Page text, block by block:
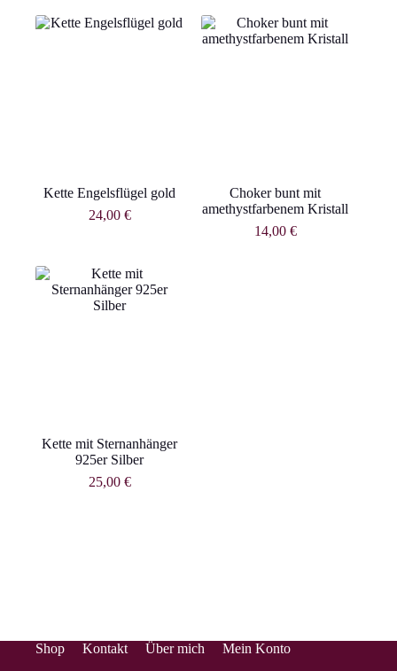
Kette Engelsflügel gold
24,00 €
Choker bunt mit
amethystfarbenem Kristall
14,00 €
Kette mit Sternanhänger
925er Silber
25,00 €
Shop Kontakt Über mich Mein Konto